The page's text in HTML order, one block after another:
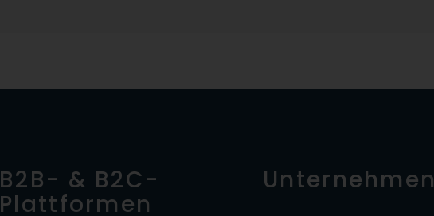
B2B- & B2C-
Plattformen
Unternehmen